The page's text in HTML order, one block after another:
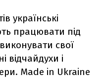
українські
працювати під
свої
відчайдухи і
Made in Ukraine